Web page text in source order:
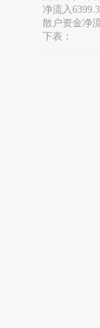
净流入
散户资金净
下表：